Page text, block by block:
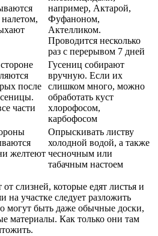
например, Актарой,
Фуфаноном,
Актелликом.
Проводится несколько
раз с перерывом 7 дней
после
части
Гусениц собирают
вручную. Если их
слишком много, можно
обработать куст
хлорофосом,
карбофосом
желтеют
Опрыскивать листву
холодной водой, а также
чесночным или
табачным настоем
слизней, которые едят листья и
участке следует разложить
могут быть даже обычные доски,
материалы. Как только они там